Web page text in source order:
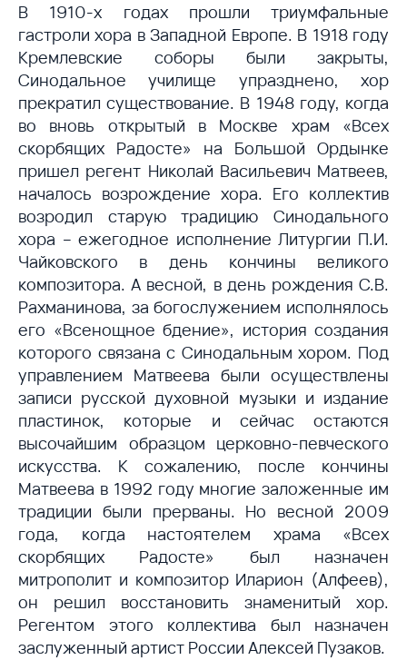
В 1910-х годах прошли триумфальные
гастроли хора в Западной Европе. В 1918 году
Кремлевские соборы были закрыты,
Синодальное училище упразднено, хор
прекратил существование. В 1948 году, когда
во вновь открытый в Москве храм «Всех
скорбящих Радосте» на Большой Ордынке
пришел регент Николай Васильевич Матвеев,
началось возрождение хора. Его коллектив
возродил старую традицию Синодального
хора – ежегодное исполнение Литургии П.И.
Чайковского в день кончины великого
композитора. А весной, в день рождения С.В.
Рахманинова, за богослужением исполнялось
его «Всенощное бдение», история создания
которого связана с Синодальным хором. Под
управлением Матвеева были осуществлены
записи русской духовной музыки и издание
пластинок, которые и сейчас остаются
высочайшим образцом церковно-певческого
искусства. К сожалению, после кончины
Матвеева в 1992 году многие заложенные им
традиции были прерваны. Но весной 2009
года, когда настоятелем храма «Всех
скорбящих Радосте» был назначен
митрополит и композитор Иларион (Алфеев),
он решил восстановить знаменитый хор.
Регентом этого коллектива был назначен
заслуженный артист России Алексей Пузаков.